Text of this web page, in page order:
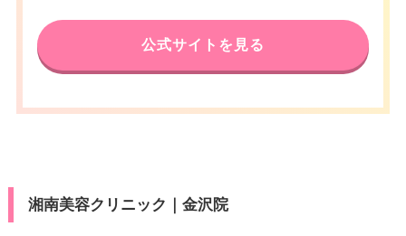
公式サイトを見る
湘南美容クリニック｜金沢院